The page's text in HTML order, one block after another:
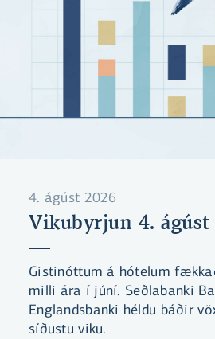
4. ágúst 2026
Vikubyrjun 4. ágúst
Gistinóttum á hótelum
milli ára í júní. Seðlabanki
Englandsbanki héldu báðir
síðustu viku.